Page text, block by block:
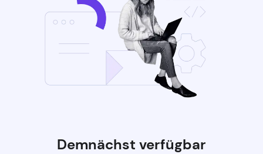
Demnächst verfügbar